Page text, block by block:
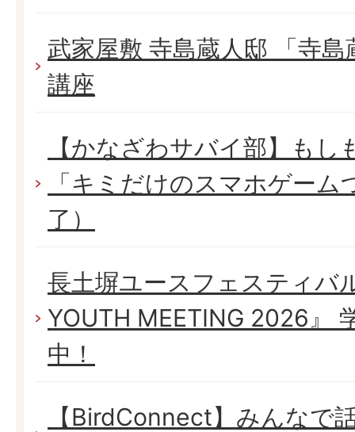
武家屋敷 寺島蔵人邸 「寺
講座
【かなざわサバイ部】も
「キミだけのスマホゲーム
了）
長土塀ユースフェスティバ
YOUTH MEETING 2026』
中！
【BirdConnect】みんなで